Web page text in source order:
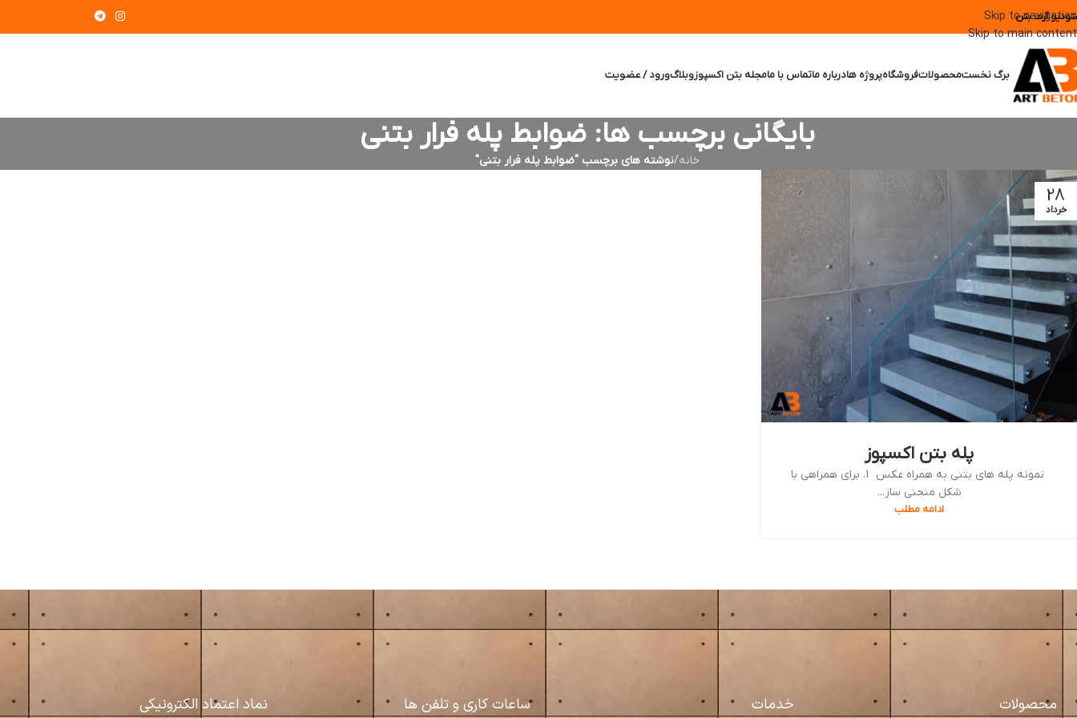
Skip to navigation
Skip to main content
آرت بتن
برگ نخستمحصولاتفروشگاهپروژه هادرباره ماتماس با مامجله بتن اکسپوزوبلاگورود / عضویت
بایگانی برچسب ها: ضوابط پله فرار بتنی
خانه/نوشته های برچسب "ضوابط پله فرار بتنی"
28
خرداد
پله بتن اکسپوز
نمونه پله های بتنی به همراه عکس 1. برای همراهی با
شکل منحنی ساز...
ادامه مطلب
محصولات خدمات ساعات کاری و تلفن ها نماد اعتماد الکترونیکی